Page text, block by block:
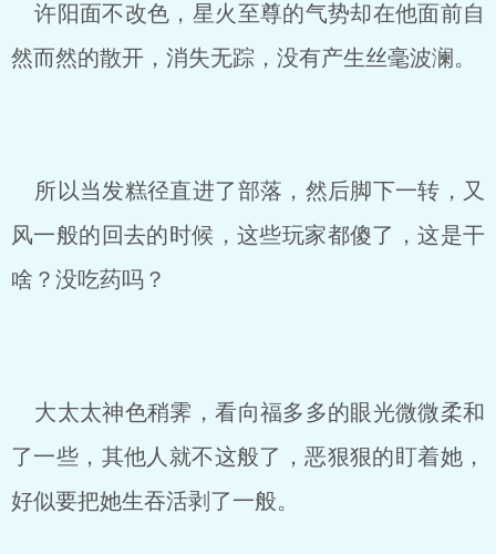
许阳面不改色，星火至尊的气势却在他面前自
然而然的散开，消失无踪，没有产生丝毫波澜。
所以当发糕径直进了部落，然后脚下一转，又
风一般的回去的时候，这些玩家都傻了，这是干
啥？没吃药吗？
大太太神色稍霁，看向福多多的眼光微微柔和
了一些，其他人就不这般了，恶狠狠的盯着她，
好似要把她生吞活剥了一般。